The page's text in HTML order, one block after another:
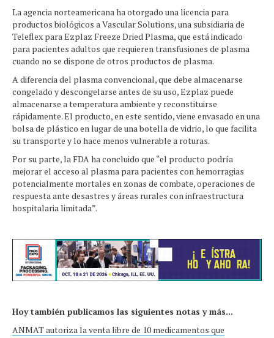
La agencia norteamericana ha otorgado una licencia para
productos biológicos a Vascular Solutions, una subsidiaria de
Teleflex para Ezplaz Freeze Dried Plasma, que está indicado
para pacientes adultos que requieren transfusiones de plasma
cuando no se dispone de otros productos de plasma.
A diferencia del plasma convencional, que debe almacenarse
congelado y descongelarse antes de su uso, Ezplaz puede
almacenarse a temperatura ambiente y reconstituirse
rápidamente. El producto, en este sentido, viene envasado en una
bolsa de plástico en lugar de una botella de vidrio, lo que facilita
su transporte y lo hace menos vulnerable a roturas.
Por su parte, la FDA ha concluido que “el producto podría
mejorar el acceso al plasma para pacientes con hemorragias
potencialmente mortales en zonas de combate, operaciones de
respuesta ante desastres y áreas rurales con infraestructura
hospitalaria limitada”.
Hoy también publicamos las siguientes notas y más...
ANMAT autoriza la venta libre de 10 medicamentos que